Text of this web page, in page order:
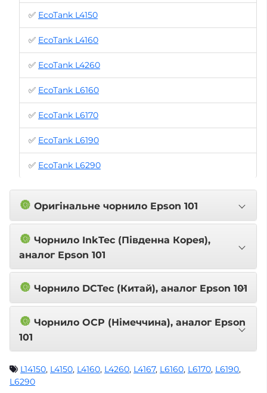
✅ EcoTank L4150
✅ EcoTank L4160
✅ EcoTank L4260
✅ EcoTank L6160
✅ EcoTank L6170
✅ EcoTank L6190
✅ EcoTank L6290
🔘 Оригінальне чорнило Epson 101
🔘 Чорнило InkTec (Південна Корея),
аналог Epson 101
🔘 Чорнило DCTec (Китай), аналог Epson 101
🔘 Чорнило OCP (Німеччина), аналог Epson
101
L14150, L4150, L4160, L4260, L4167, L6160, L6170, L6190,
L6290